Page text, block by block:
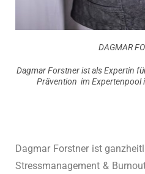
DAGMAR
Dagmar Forstner ist als Expertin
Prävention im Expertenpool
Dagmar Forstner ist
Stressmanagement &